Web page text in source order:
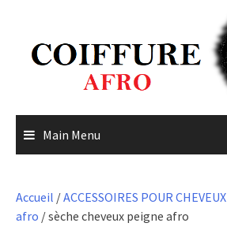
content
Main Menu
Accueil /ACCESSOIRES POUR CHEVEUX
afro / sèche cheveux peigne afro